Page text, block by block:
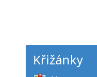
Křižánky